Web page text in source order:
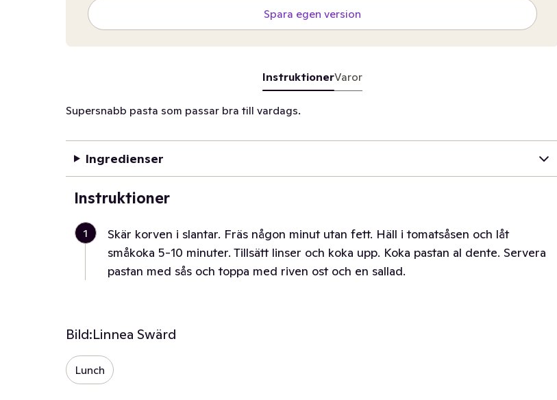
Spara egen version
InstruktionerVaror
Supersnabb pasta som passar bra till vardags.
Ingredienser
Instruktioner
1
Skär korven i slantar. Fräs någon minut utan fett. Häll i tomatsåsen och låt
småkoka 5-10 minuter. Tillsätt linser och koka upp. Koka pastan al dente. Servera
pastan med sås och toppa med riven ost och en sallad.
Bild:Linnea Swärd
Lunch